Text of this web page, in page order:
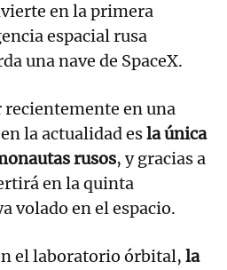
en la primera
espacial rusa
una nave de SpaceX.
en una
la actualidad esla única
rusos, y gracias a
en la quinta
volado en el espacio.
el laboratorio órbital, la